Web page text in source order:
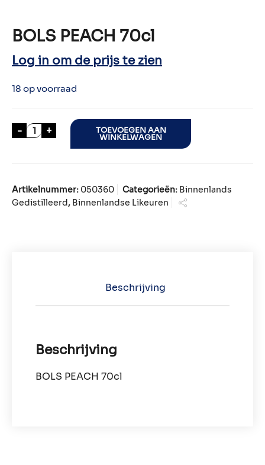
BOLS PEACH 70cl
Log in om de prijs te zien
18 op voorraad
- BOLS PEACH 70cl aantal
+ TOEVOEGEN AAN
WINKELWAGEN
Artikelnummer: 050360 Categorieën: Binnenlands
Gedistilleerd, Binnenlandse Likeuren
Beschrijving
Beschrijving
BOLS PEACH 70cl